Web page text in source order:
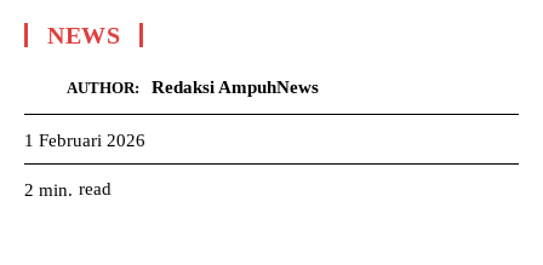
NEWS
AUTHOR: Redaksi AmpuhNews
1 Februari 2026
2 min. read